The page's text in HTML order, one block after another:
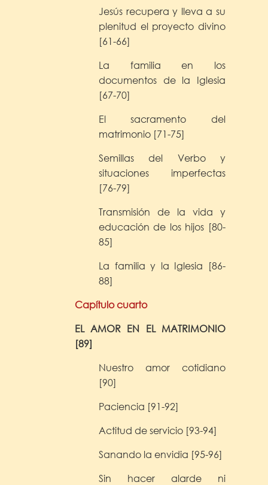
Jesús recupera y lleva a su
plenitud el proyecto divino
[61-66]
La familia en los
documentos de la Iglesia
[67-70]
El sacramento del
matrimonio [71-75]
Semillas del Verbo y
situaciones imperfectas
[76-79]
Transmisión de la vida y
educación de los hijos [80-
85]
La familia y la Iglesia [86-
88]
Capítulo cuarto
EL AMOR EN EL MATRIMONIO
[89]
Nuestro amor cotidiano
[90]
Paciencia [91-92]
Actitud de servicio [93-94]
Sanando la envidia [95-96]
Sin hacer alarde ni